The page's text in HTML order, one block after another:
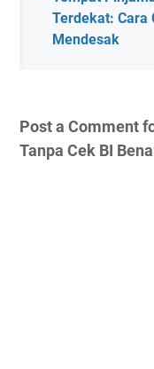
Terdekat: Cara
Mendesak
Post a Comment
Tanpa Cek BI